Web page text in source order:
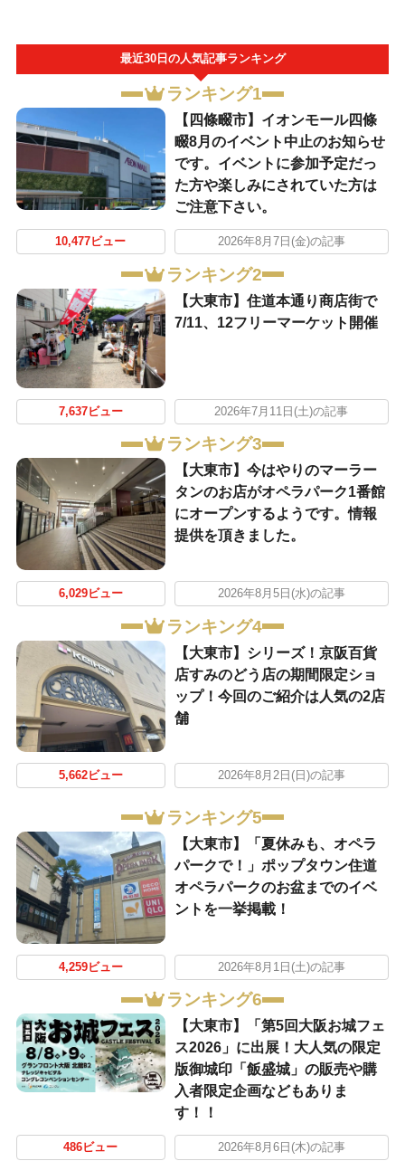
最近30日の人気記事ランキング
ランキング1
【四條畷市】イオンモール四條
畷8月のイベント中止のお知らせ
です。イベントに参加予定だっ
た方や楽しみにされていた方は
ご注意下さい。
10,477ビュー 2026年8月7日(金)の記事
ランキング2
【大東市】住道本通り商店街で
7/11、12フリーマーケット開催
7,637ビュー 2026年7月11日(土)の記事
ランキング3
【大東市】今はやりのマーラー
タンのお店がオペラパーク1番館
にオープンするようです。情報
提供を頂きました。
6,029ビュー 2026年8月5日(水)の記事
ランキング4
【大東市】シリーズ！京阪百貨
店すみのどう店の期間限定ショ
ップ！今回のご紹介は人気の2店
舗
5,662ビュー 2026年8月2日(日)の記事
ランキング5
【大東市】「夏休みも、オペラ
パークで！」ポップタウン住道
オペラパークのお盆までのイベ
ントを一挙掲載！
4,259ビュー 2026年8月1日(土)の記事
ランキング6
【大東市】「第5回大阪お城フェ
ス2026」に出展！大人気の限定
版御城印「飯盛城」の販売や購
入者限定企画などもありま
す！！
486ビュー 2026年8月6日(木)の記事